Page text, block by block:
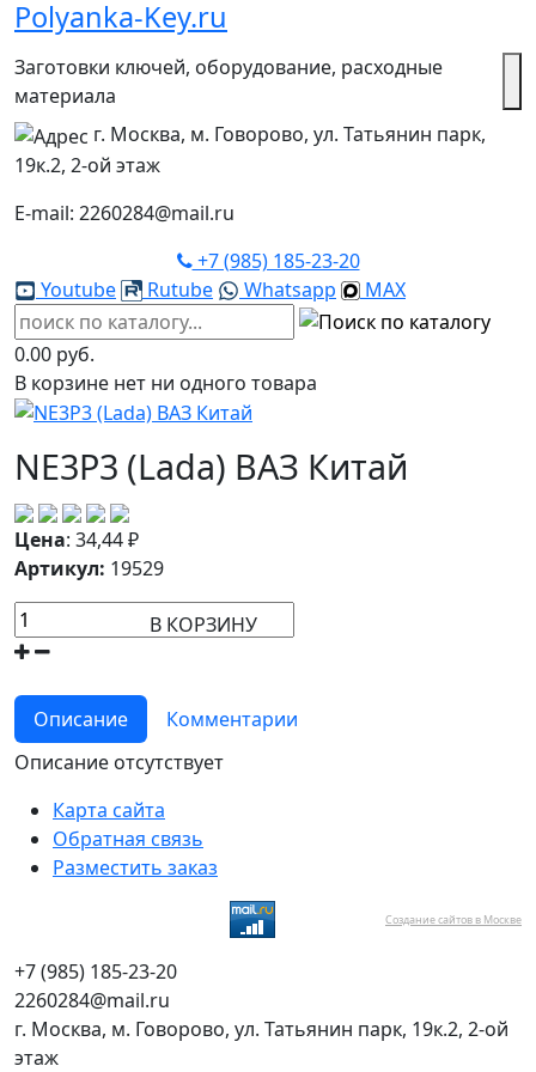
Polyanka-Key.ru
Заготовки ключей, оборудование, расходные
материала
г. Москва, м. Говорово, ул. Татьянин парк,
19к.2, 2-ой этаж
E-mail: 2260284@mail.ru
+7 (985) 185-23-20
Youtube
Rutube Whatsapp MAX
0.00 руб.
В корзине нет ни одного товара
NE3P3 (Lada) ВАЗ Китай
Цена: 34,44₽
Артикул: 19529
В КОРЗИНУ
Описание
Комментарии
Описание отсутствует
Карта сайта
Обратная связь
Разместить заказ
Создание сайтов в Москве
+7 (985) 185-23-20
2260284@mail.ru
г. Москва, м. Говорово, ул. Татьянин парк, 19к.2, 2-ой
этаж